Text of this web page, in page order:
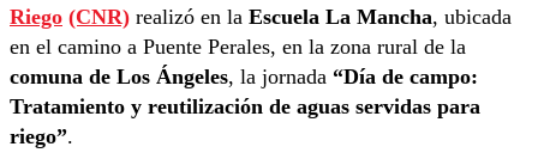
Riego (CNR) realizó en la Escuela La Mancha, ubicada
en el camino a Puente Perales, en la zona rural de la
comuna de Los Ángeles, la jornada “Día de campo:
Tratamiento y reutilización de aguas servidas para
riego”.